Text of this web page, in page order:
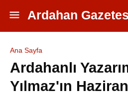
Ardahan
Ana Sayfa
Ardahanlı
Yılmaz'ın